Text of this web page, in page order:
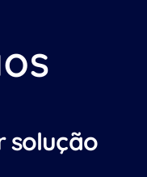
solução